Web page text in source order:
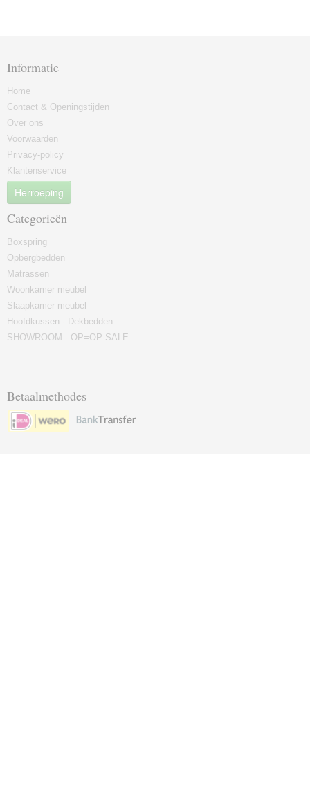
Informatie
Home
Contact & Openingstijden
Over ons
Voorwaarden
Privacy-policy
Klantenservice
Herroeping
Categorieën
Boxspring
Opbergbedden
Matrassen
Woonkamer meubel
Slaapkamer meubel
Hoofdkussen - Dekbedden
SHOWROOM - OP=OP-SALE
Betaalmethodes